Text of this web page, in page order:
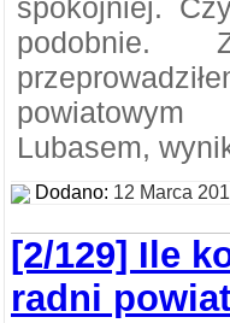
spokojniej.
podobnie.
powiatowym
Lubasem,
Dodano: 12 Marca
[2/129] Ile
radni